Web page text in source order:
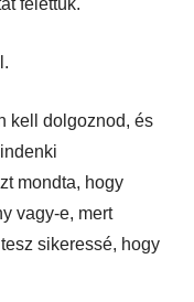
felettük.
kell dolgoznod, és
mondta, hogy
vagy-e, mert
sikeressé, hogy